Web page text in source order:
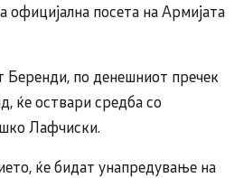
посета на Армијата
по денешниот пречек
ќе оствари средба со
Лафчиски.
ќе бидат унапредување на